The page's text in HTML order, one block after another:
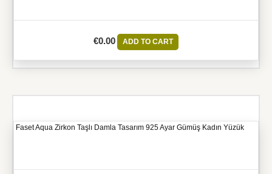
€0.00 ADD TO CART
Faset Aqua Zirkon Taşlı Damla Tasarım 925 Ayar Gümüş Kadın Yüzük